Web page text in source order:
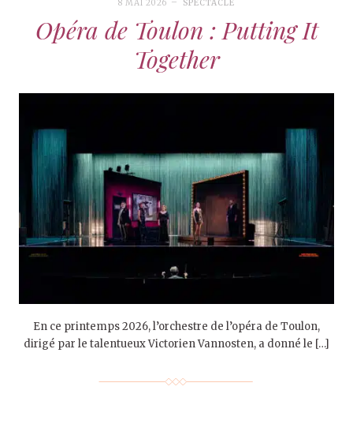
8 MAI 2026 SPECTACLE
Opéra de Toulon : Putting It
Together
En ce printemps 2026, l’orchestre de l’opéra de Toulon,
dirigé par le talentueux Victorien Vannosten, a donné le […]